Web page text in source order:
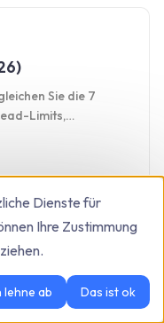
Sie die 7
Limits,
Dienste für
Ihre Zustimmung
lehne ab Das ist ok